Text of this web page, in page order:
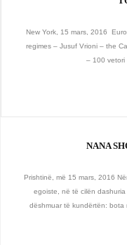
New York, 15 mars, 2016
regimes – Jusuf Vrioni – the
– 100 vetori
NANA
Prishtinë, më 15 mars, 2016
egoiste, në të cilën
dëshmuar të kundërtën: bota